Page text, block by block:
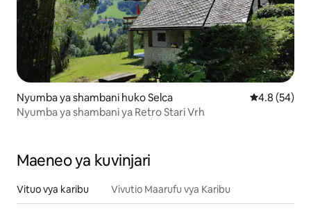
Nyumba ya shambani huko Selca Ukadiriaji
4.8 (54)
Nyumba ya shambani ya Retro Stari Vrh
Maeneo ya kuvinjari
Vituo vya karibu Vivutio Maarufu vya Karibu